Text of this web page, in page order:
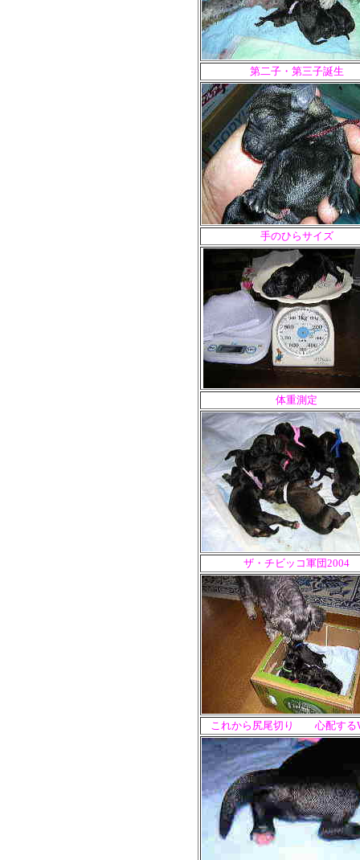
第二子・第三子誕生
手のひらサイズ
体重測定
ザ・チビッコ軍団2004
これから尻尾切り 心配する